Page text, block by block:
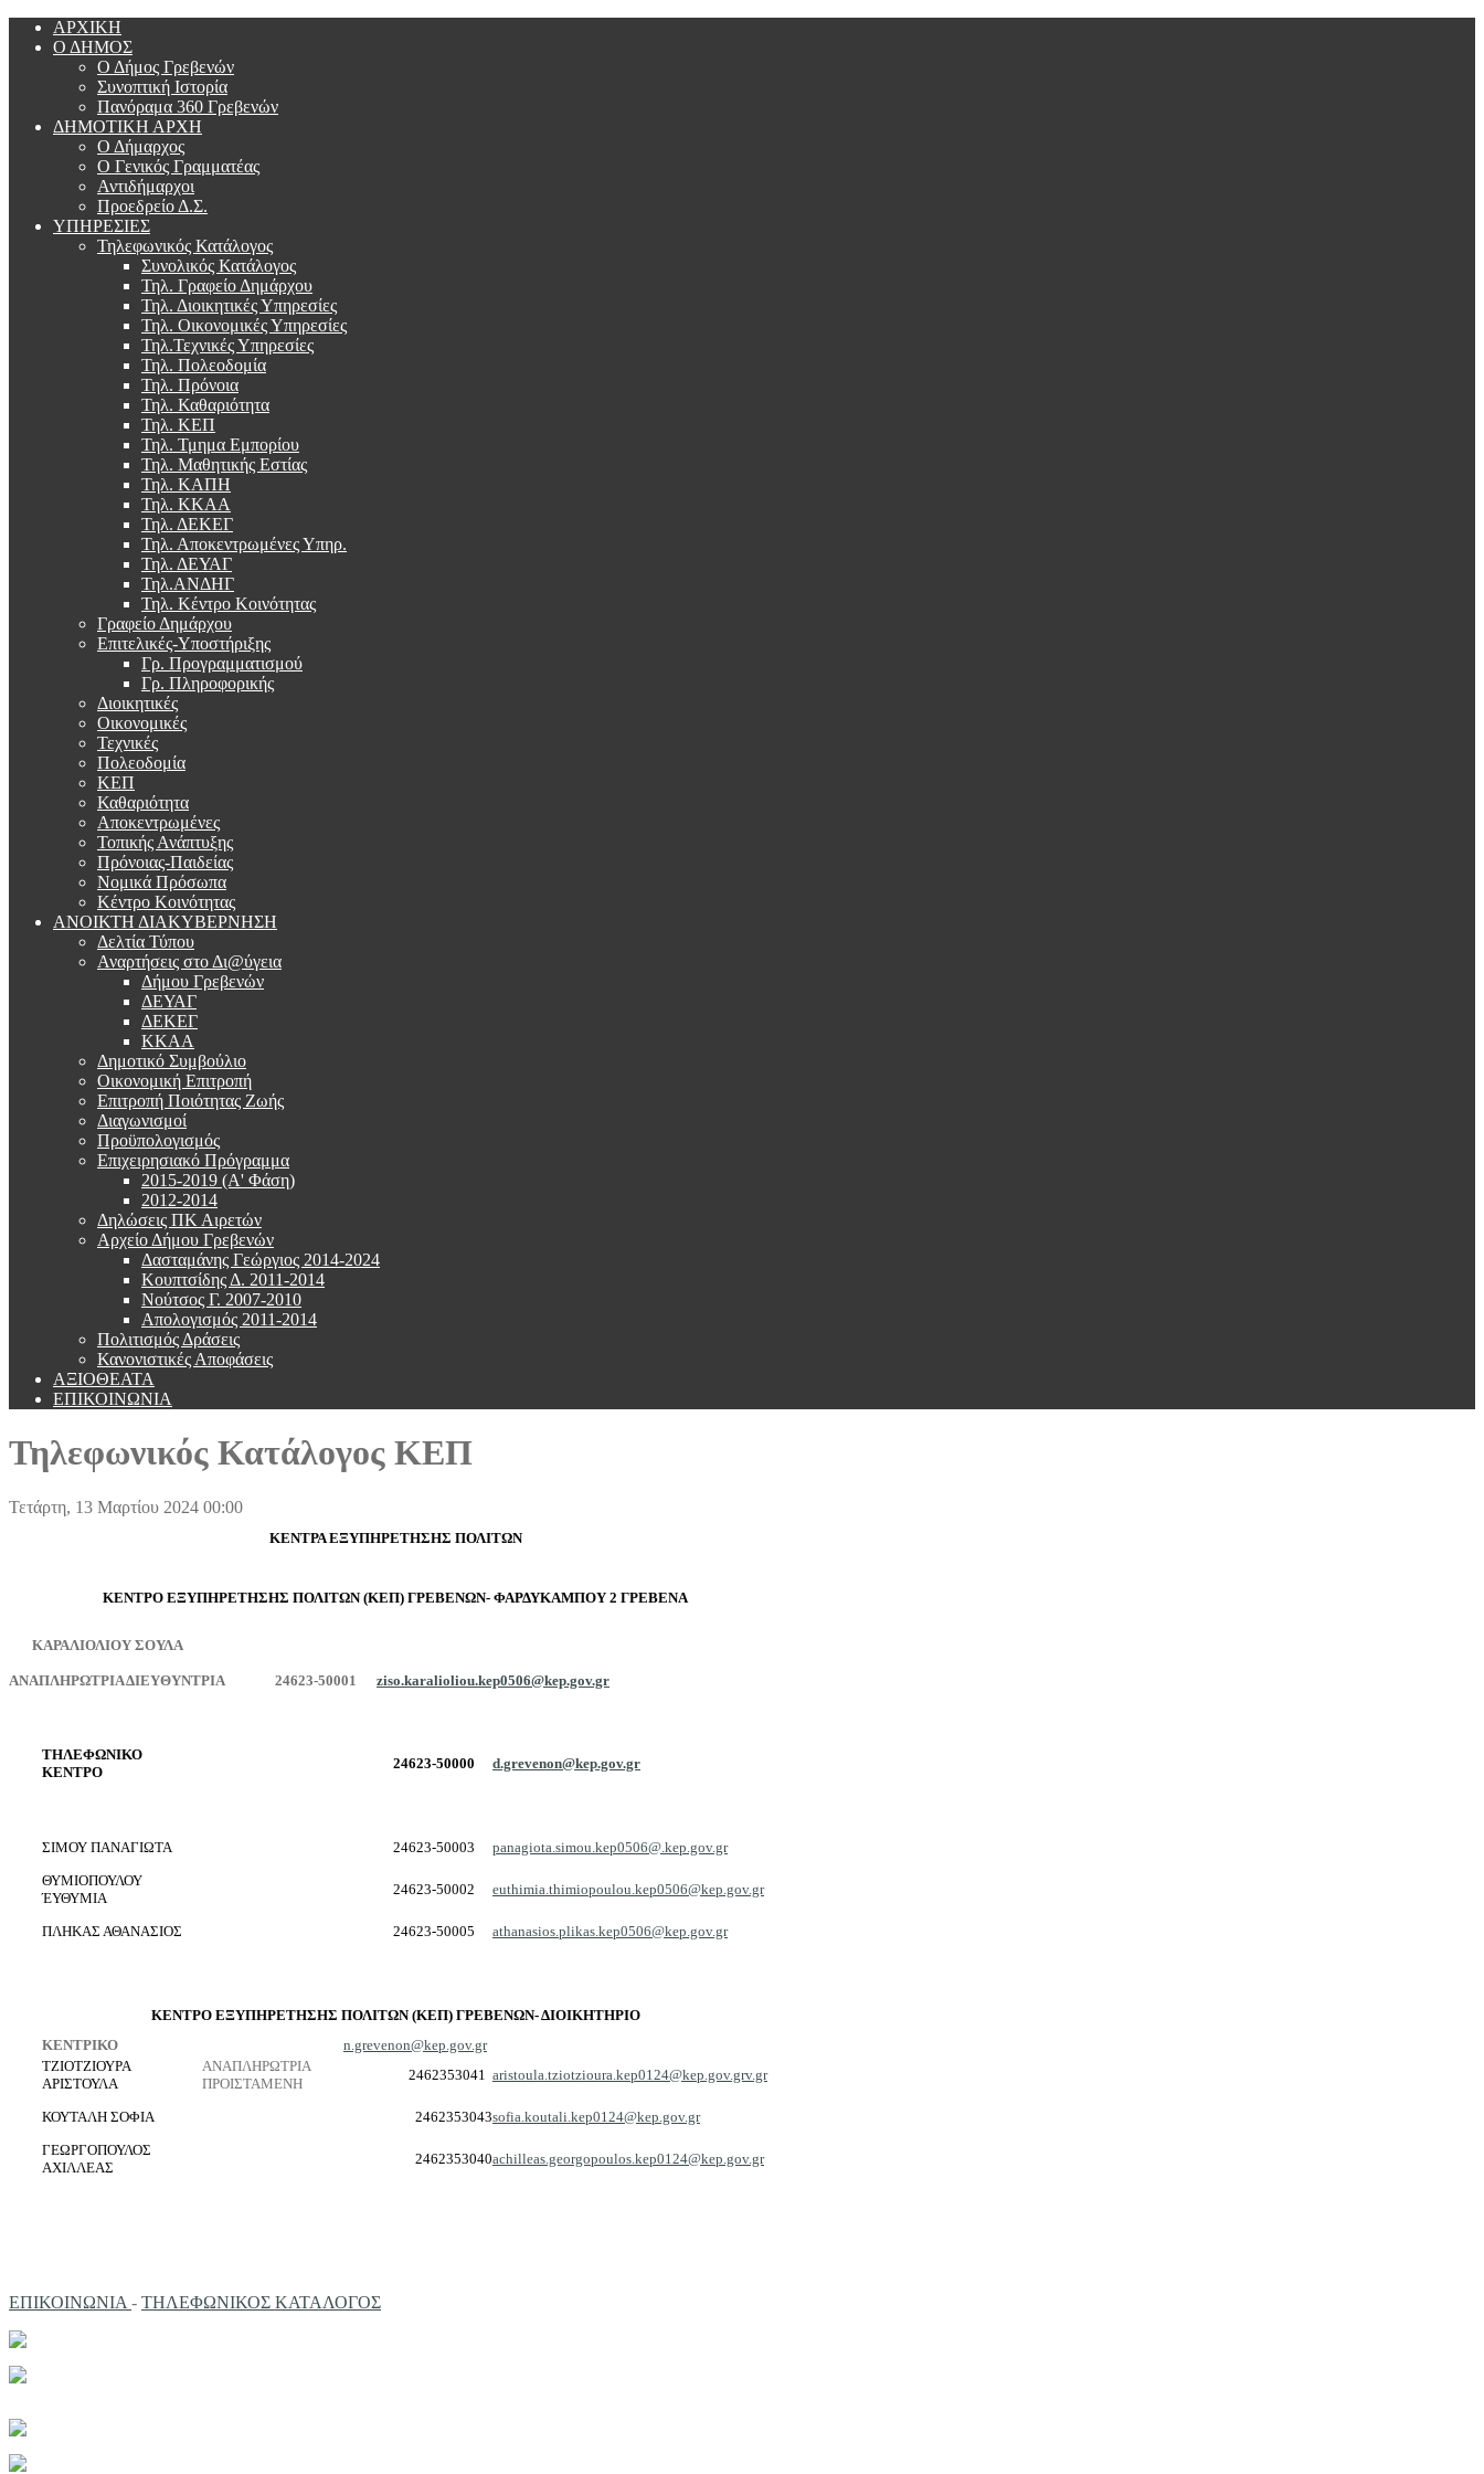
ΑΡΧΙΚΗ
Ο ΔΗΜΟΣ
Ο Δήμος Γρεβενών
Συνοπτική Ιστορία
Πανόραμα 360 Γρεβενών
ΔΗΜΟΤΙΚΗ ΑΡΧΗ
Ο Δήμαρχος
Ο Γενικός Γραμματέας
Αντιδήμαρχοι
Προεδρείο Δ.Σ.
ΥΠΗΡΕΣΙΕΣ
Τηλεφωνικός Κατάλογος
Συνολικός Κατάλογος
Τηλ. Γραφείο Δημάρχου
Τηλ. Διοικητικές Υπηρεσίες
Τηλ. Οικονομικές Υπηρεσίες
Τηλ.Τεχνικές Υπηρεσίες
Τηλ. Πολεοδομία
Τηλ. Πρόνοια
Τηλ. Καθαριότητα
Τηλ. ΚΕΠ
Τηλ. Τμημα Εμπορίου
Τηλ. Μαθητικής Εστίας
Τηλ. ΚΑΠΗ
Τηλ. ΚΚΑΑ
Τηλ. ΔΕΚΕΓ
Τηλ. Αποκεντρωμένες Υπηρ.
Τηλ. ΔΕΥΑΓ
Τηλ.ΑΝΔΗΓ
Τηλ. Κέντρο Κοινότητας
Γραφείο Δημάρχου
Επιτελικές-Υποστήριξης
Γρ. Προγραμματισμού
Γρ. Πληροφορικής
Διοικητικές
Οικονομικές
Τεχνικές
Πολεοδομία
ΚΕΠ
Καθαριότητα
Αποκεντρωμένες
Τοπικής Ανάπτυξης
Πρόνοιας-Παιδείας
Νομικά Πρόσωπα
Κέντρο Κοινότητας
ΑΝΟΙΚΤΗ ΔΙΑΚΥΒΕΡΝΗΣΗ
Δελτία Τύπου
Αναρτήσεις στο Δι@ύγεια
Δήμου Γρεβενών
ΔΕΥΑΓ
ΔΕΚΕΓ
ΚΚΑΑ
Δημοτικό Συμβούλιο
Οικονομική Επιτροπή
Επιτροπή Ποιότητας Ζωής
Διαγωνισμοί
Προϋπολογισμός
Επιχειρησιακό Πρόγραμμα
2015-2019 (Α' Φάση)
2012-2014
Δηλώσεις ΠΚ Αιρετών
Αρχείο Δήμου Γρεβενών
Δασταμάνης Γεώργιος 2014-2024
Κουπτσίδης Δ. 2011-2014
Νούτσος Γ. 2007-2010
Απολογισμός 2011-2014
Πολιτισμός Δράσεις
Κανονιστικές Αποφάσεις
ΑΞΙΟΘΕΑΤΑ
ΕΠΙΚΟΙΝΩΝΙΑ
Τηλεφωνικός Κατάλογος ΚΕΠ
Τετάρτη, 13 Μαρτίου 2024 00:00
ΚΕΝΤΡΑ ΕΞΥΠΗΡΕΤΗΣΗΣ ΠΟΛΙΤΩΝ
ΚΕΝΤΡΟ ΕΞΥΠΗΡΕΤΗΣΗΣ ΠΟΛΙΤΩΝ (ΚΕΠ) ΓΡΕΒΕΝΩΝ- ΦΑΡΔΥΚΑΜΠΟΥ 2 ΓΡΕΒΕΝΑ
ΚΑΡΑΛΙΟΛΙΟΥ ΣΟΥΛΑ
ΑΝΑΠΛΗΡΩΤΡΙΑ ΔΙΕΥΘΥΝΤΡΙΑ 24623-50001 ziso.karalioliou.kep0506@kep.gov.gr
ΤΗΛΕΦΩΝΙΚΟ
ΚΕΝΤΡΟ
24623-50000 d.grevenon@kep.gov.gr
ΣΙΜΟΥ ΠΑΝΑΓΙΩΤΑ 24623-50003
panagiota.simou.kep0506@.kep.gov.gr
ΘΥΜΙΟΠΟΥΛΟΥ
ΈΥΘΥΜΙΑ
24623-50002 euthimia.thimiopoulou.kep0506@kep.gov.gr
ΠΛΗΚΑΣ ΑΘΑΝΑΣΙΟΣ 24623-50005 athanasios.plikas.kep0506@kep.gov.gr
ΚΕΝΤΡΟ ΕΞΥΠΗΡΕΤΗΣΗΣ ΠΟΛΙΤΩΝ (ΚΕΠ) ΓΡΕΒΕΝΩΝ- ΔΙΟΙΚΗΤΗΡΙΟ
ΚΕΝΤΡΙΚΟ
n.grevenon@kep.gov.gr
ΤΖΙΟΤΖΙΟΥΡΑ
ΑΡΙΣΤΟΥΛΑ
ΑΝΑΠΛΗΡΩΤΡΙΑ
ΠΡΟΙΣΤΑΜΕΝΗ
2462353041 aristoula.tziotzioura.kep0124@kep.gov.grv.gr
ΚΟΥΤΑΛΗ ΣΟΦΙΑ 2462353043sofia.koutali.kep0124@kep.gov.gr
ΓΕΩΡΓΟΠΟΥΛΟΣ
ΑΧΙΛΛΕΑΣ
2462353040achilleas.georgopoulos.kep0124@kep.gov.gr
ΕΠΙΚΟΙΝΩΝΙΑ - ΤΗΛΕΦΩΝΙΚΟΣ ΚΑΤΑΛΟΓΟΣ